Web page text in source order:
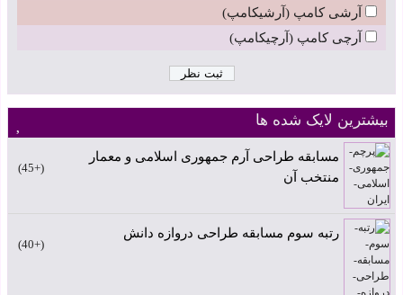
آرشی کامپ (آرشیکامپ)
آرچی کامپ (آرچیکامپ)
بیشترین لایک شده ها
مسابقه طراحی آرم جمهوری اسلامی و معمار
منتخب آن
+45
رتبه سوم مسابقه طراحی دروازه دانش
+40